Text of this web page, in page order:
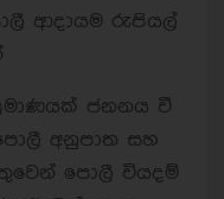
ආදායම රුපියල්
ජනනය වී
අනුපාත සහ
පොලී වියදම්